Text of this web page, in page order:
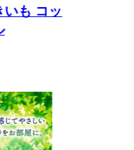
いも コッ